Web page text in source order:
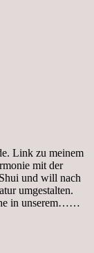
Link zu meinem
mit der
und will nach
umgestalten.
in unserem……